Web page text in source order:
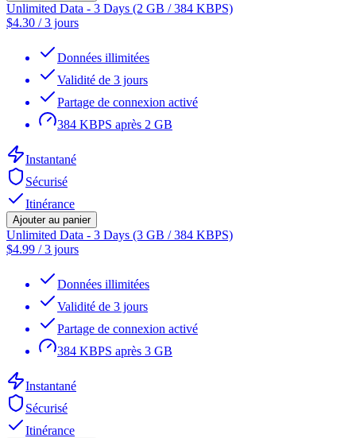
Unlimited Data - 3 Days (2 GB / 384 KBPS)
$4.30 /3 jours
Données illimitées
Validité de 3 jours
Partage de connexion activé
384 KBPS après 2 GB
Instantané
Sécurisé
Itinérance
Ajouter au panier
Unlimited Data - 3 Days (3 GB / 384 KBPS)
$4.99 /3 jours
Données illimitées
Validité de 3 jours
Partage de connexion activé
384 KBPS après 3 GB
Instantané
Sécurisé
Itinérance